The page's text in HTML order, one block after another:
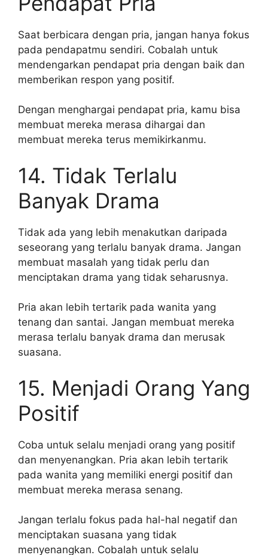
Saat berbicara dengan pria, jangan hanya fokus
pada pendapatmu sendiri. Cobalah untuk
mendengarkan pendapat pria dengan baik dan
memberikan respon yang positif.
Dengan menghargai pendapat pria, kamu bisa
membuat mereka merasa dihargai dan
membuat mereka terus memikirkanmu.
14. Tidak Terlalu
Banyak Drama
Tidak ada yang lebih menakutkan daripada
seseorang yang terlalu banyak drama. Jangan
membuat masalah yang tidak perlu dan
menciptakan drama yang tidak seharusnya.
Pria akan lebih tertarik pada wanita yang
tenang dan santai. Jangan membuat mereka
merasa terlalu banyak drama dan merusak
suasana.
15. Menjadi Orang Yang
Positif
Coba untuk selalu menjadi orang yang positif
dan menyenangkan. Pria akan lebih tertarik
pada wanita yang memiliki energi positif dan
membuat mereka merasa senang.
Jangan terlalu fokus pada hal-hal negatif dan
menciptakan suasana yang tidak
menyenangkan. Cobalah untuk selalu